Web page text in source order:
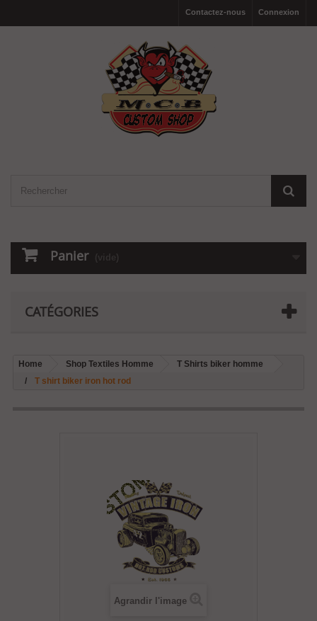
Connexion
Contactez-nous
Panier (vide)
CATÉGORIES
Home Shop Textiles Homme
T Shirts biker homme
T shirt biker iron hot rod
Agrandir l'image